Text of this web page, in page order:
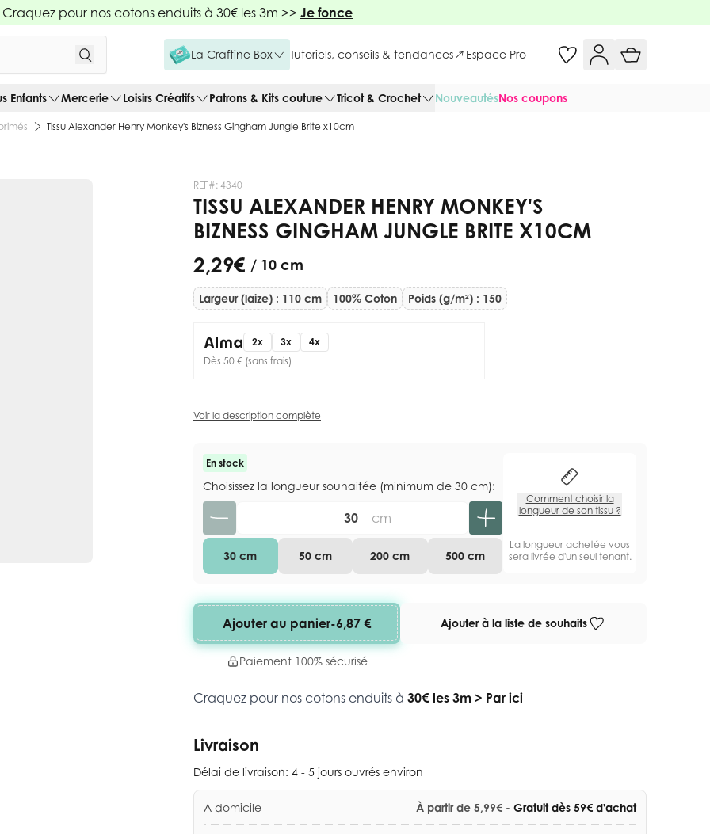
Craquez pour nos cotons enduits à 30€ les 3m >> Je fonce
La Craftine Box Tutoriels, conseils & tendances Espace Pro
Enfants Mercerie Loisirs Créatifs Patrons & Kits couture Tricot & Crochet NouveautésNos coupons
Tissu Alexander Henry Monkey's Bizness Gingham Jungle Brite x10cm
REF#: 4340
TISSU ALEXANDER HENRY MONKEY'S
BIZNESS GINGHAM JUNGLE BRITE X10CM
2,29 € / 10 cm
Largeur (laize) : 110 cm 100% Coton Poids (g/m²) : 150
2x 3x
4x
Dès 50 € (sans frais)
Voir la description complète
En stock
Choisissez la longueur souhaitée (minimum de 30 cm):
cm
30 cm 50 cm 200 cm 500 cm
Comment choisir la
longueur de son tissu ?
La longueur achetée vous
sera livrée d'un seul tenant.
Ajouter au panier-6,87 €
Paiement 100% sécurisé
Ajouter à la liste de souhaits
Craquez pour nos cotons enduits à 30€ les 3m > Par ici
Livraison
Délai de livraison: 4 - 5 jours ouvrés environ
A domicile À partir de 5,99€ - Gratuit dès 59€ d'achat